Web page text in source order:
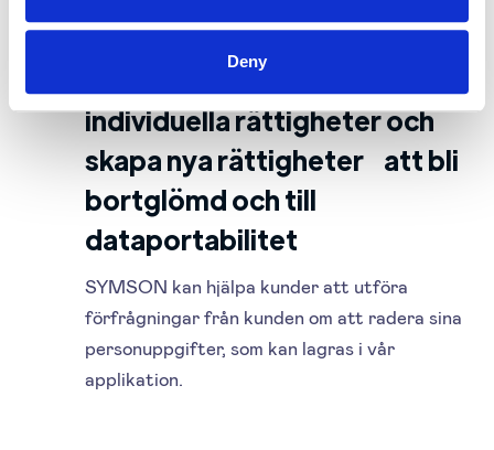
Deny
1
Förbättra befintliga
individuella rättigheter och
skapa nya rättigheter att bli
bortglömd och till
dataportabilitet
SYMSON kan hjälpa kunder att utföra
förfrågningar från kunden om att radera sina
personuppgifter, som kan lagras i vår
applikation.